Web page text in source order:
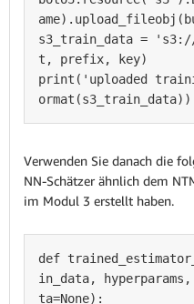
s3_train_data =
t, prefix, key)
print('uploaded
Verwenden Sie danach die
NN-Schätzer ähnlich dem
im Modul 3 erstellt haben.
def
in_data,
ta=None):